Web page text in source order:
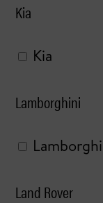
Kia
Kia
Lamborghini
Land Rover